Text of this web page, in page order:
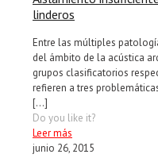
linderos
Entre las múltiples
del ámbito de la acústica
grupos clasificatorios
refieren a tres
[…]
Do you like it?
Leer más
junio 26, 2015